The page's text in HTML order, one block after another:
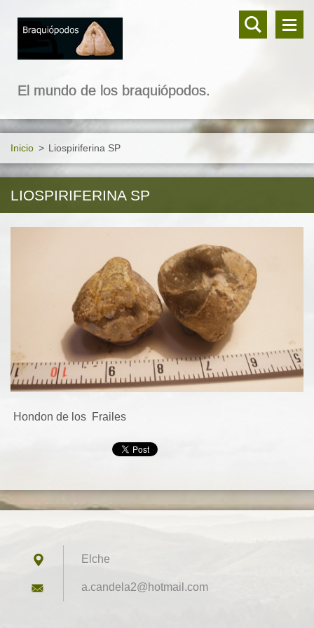
El mundo de los braquiópodos.
Inicio > Liospiriferina SP
LIOSPIRIFERINA SP
Hondon de los Frailes
Elche
a.candel a2@hotmail.com